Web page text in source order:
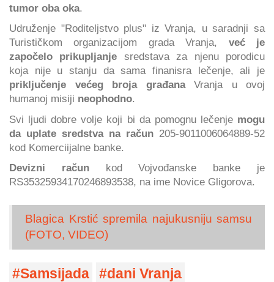
tumor oba oka.
Udruženje "Roditeljstvo plus" iz Vranja, u saradnji sa
Turističkom organizacijom grada Vranja, već je
započelo prikupljanje sredstava za njenu porodicu
koja nije u stanju da sama finanisra lečenje, ali je
priključenje većeg broja građanaVranja u ovoj
humanoj misiji neophodno.
Svi ljudi dobre volje koji bi da pomognu lečenje mogu
da uplate sredstva na račun 205-9011006064889-52
kod Komerciijalne banke.
Devizni računkod Vojvođanske banke je
RS35325934170246893538, na ime Novice Gligorova.
Blagica Krstić spremila najukusniju samsu
(FOTO, VIDEO)
Samsijada
dani Vranja